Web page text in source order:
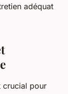
adéquat
crucial pour